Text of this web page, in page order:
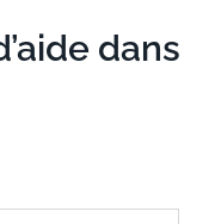
dans